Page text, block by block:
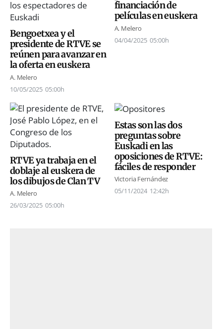
Bengoetxea y el
presidente de RTVE se
reúnen para avanzar en
la oferta en euskera
A. Melero
10/05/2025 05:00h
financiación de
películas en euskera
A. Melero
04/04/2025 05:00h
RTVE ya trabaja en el
doblaje al euskera de
los dibujos de Clan TV
A. Melero
26/03/2025 05:00h
Estas son las dos
preguntas sobre
Euskadi en las
oposiciones de RTVE:
fáciles de responder
Victoria Fernández
05/11/2024 12:42h